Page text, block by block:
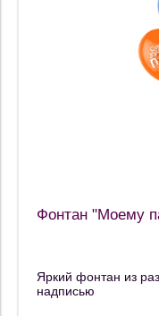
Фонтан "Моему
Яркий фонтан из
надписью